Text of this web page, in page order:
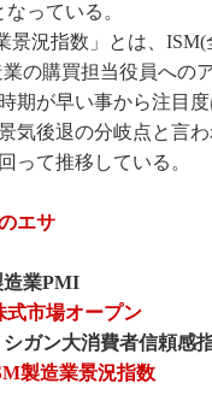
っている。
景況指数」とは、
の購買担当役員への
期が早い事から注目度
気後退の分岐点と言
って推移している。
エサ
造業PMI
式市場オープン
ガン大消費者信頼感
製造業景況指数